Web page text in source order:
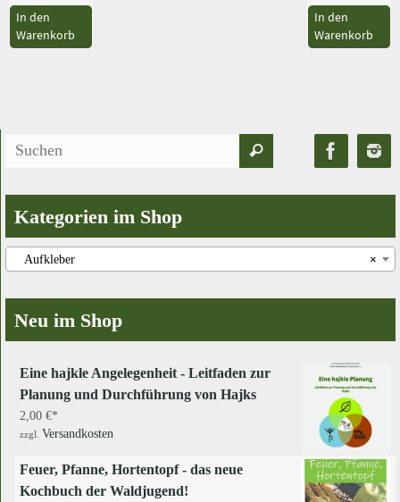
In den
Warenkorb
In den
Warenkorb
Suchen
Kategorien im Shop
×
Aufkleber
Neu im Shop
Eine hajkle Angelegenheit - Leitfaden zur
Planung und Durchführung von Hajks
2,00 €
zzgl. Versandkosten
Feuer, Pfanne, Hortentopf - das neue
Kochbuch der Waldjugend!